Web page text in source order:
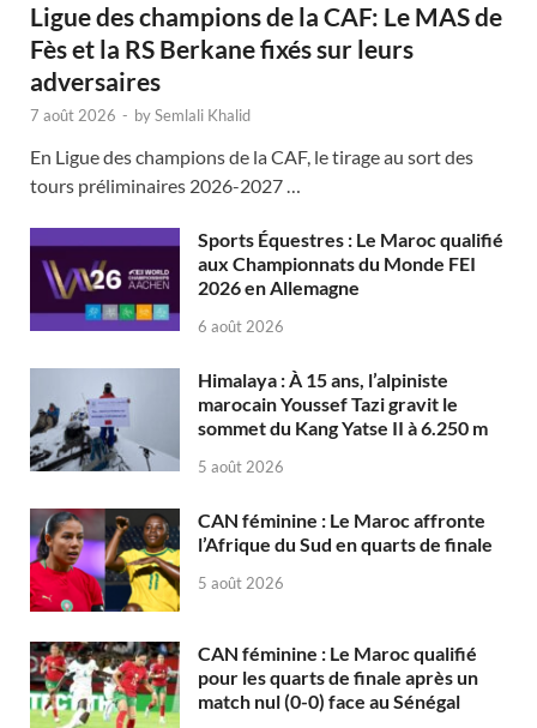
Ligue des champions de la CAF: Le MAS de
Fès et la RS Berkane fixés sur leurs
adversaires
7 août 2026 - bySemlali Khalid
En Ligue des champions de la CAF, le tirage au sort des
tours préliminaires 2026-2027 …
Sports Équestres : Le Maroc qualifié
aux Championnats du Monde FEI
2026 en Allemagne
6 août 2026
Himalaya : À 15 ans, l’alpiniste
marocain Youssef Tazi gravit le
sommet du Kang Yatse II à 6.250 m
5 août 2026
CAN féminine : Le Maroc affronte
l’Afrique du Sud en quarts de finale
5 août 2026
CAN féminine : Le Maroc qualifié
pour les quarts de finale après un
match nul (0-0) face au Sénégal